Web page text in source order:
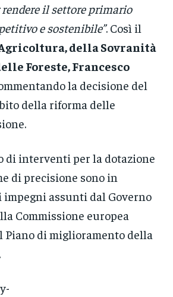
il settore primario
e sostenibile”. Così il
della Sovranità
Foreste, Francesco
la decisione del
della riforma delle
di interventi per la dotazione
di precisione sono in
assunti dal Governo
Commissione europea
Piano di miglioramento della